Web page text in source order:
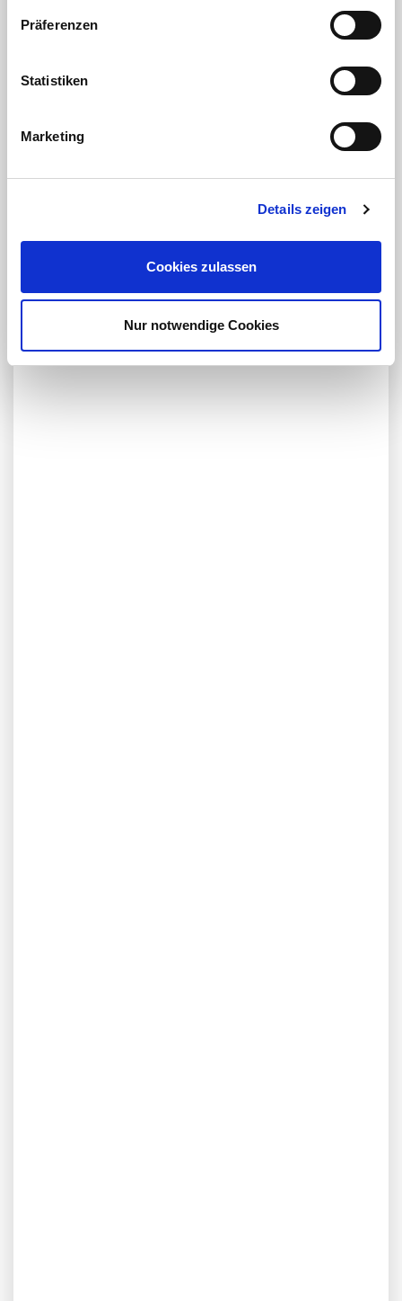
Präferenzen
Statistiken
Marketing
Details zeigen
Cookies zulassen
Nur notwendige Cookies